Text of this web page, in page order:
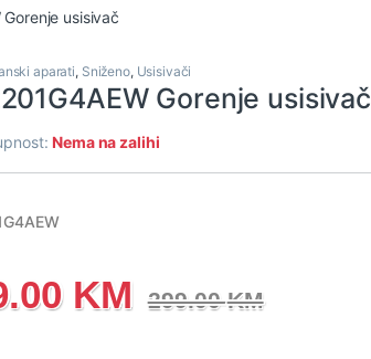
Gorenje usisivač
aparati, Sniženo, Usisivači
Gorenje usisivač
Nema na zalihi
KM 299.00KM